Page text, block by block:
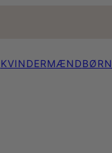
KVINDERMÆNDBØRN